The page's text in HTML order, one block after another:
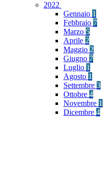
2022
Gennaio 1
Febbraio 7
Marzo 5
Aprile 2
Maggio 2
Giugno 7
Luglio 1
Agosto 1
Settembre 3
Ottobre 4
Novembre 1
Dicembre 4